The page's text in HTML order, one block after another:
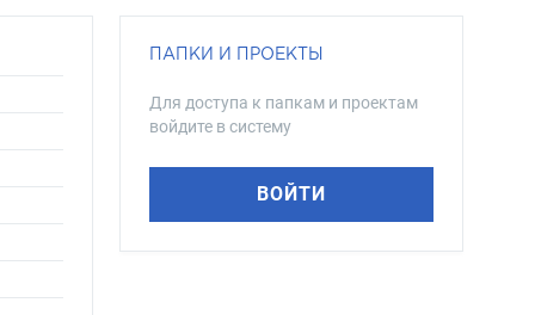
ПАПКИ И ПРОЕКТЫ
Для доступа к папкам и проектам
войдите в систему
ВОЙТИ